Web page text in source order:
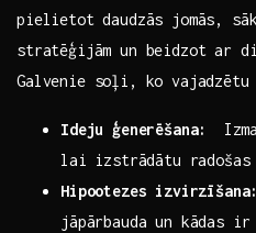
pielietot daudzās jomās,
stratēģijām un beidzot ar
Galvenie​ soļi, ko
Ideju ģenerēšana:
lai izstrādātu
Hipootezes izvirzīšana:
jāpārbauda‍ un kādas ir